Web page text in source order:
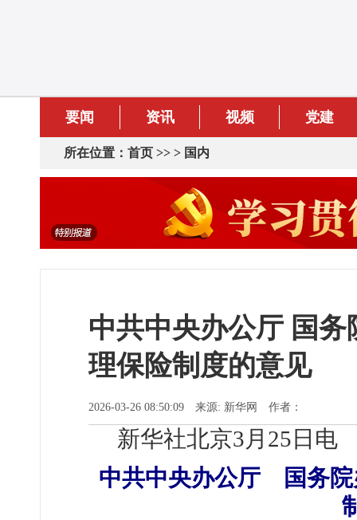
要闻 资讯 视频 党建
所在位置： 首页 >> > 国内
中共中央办公厅 国
理保险制度的意见
2026-03-26 08:50:09 来源: 新华网 作者：
新华社北京3月25日电
中共中央办公厅 国务院